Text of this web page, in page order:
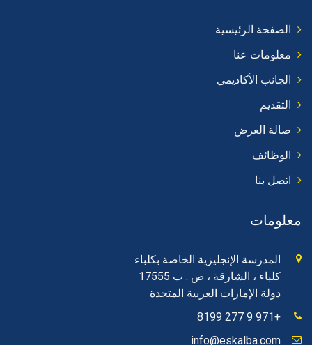
الصفحة الرئيسية
معلومات عنا
الجانب الأكاديمي
التقديم
صالة العرض
الوظائف
اتصل بنا
معلومات
المدرسة الإنجليزية الخاصة بكلباء
كلباء ، الشارقة ، ص . ب 17555
دولة الإمارات العربية المتحدة
+971 9 277 8199
info@eskalba.com